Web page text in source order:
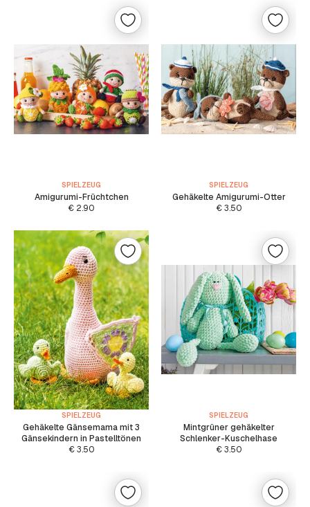
SPIELZEUG
Amigurumi-Früchtchen
€ 2.90
SPIELZEUG
Gehäkelte Amigurumi-Otter
€3.50
SPIELZEUG
Gehäkelte Gänsemama mit 3
Gänsekindern in Pastelltönen
€3.50
SPIELZEUG
Mintgrüner gehäkelter
Schlenker-Kuschelhase
€3.50